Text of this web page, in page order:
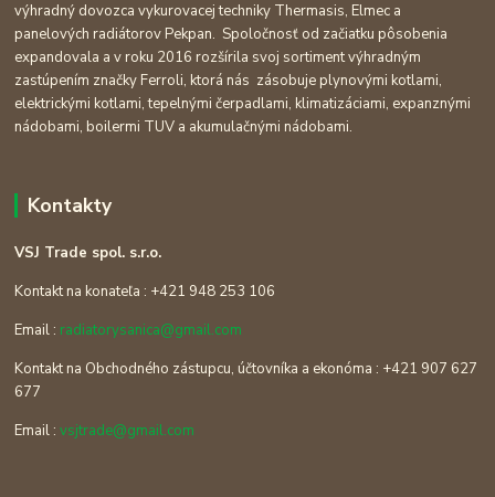
výhradný dovozca vykurovacej techniky Thermasis, Elmec a
panelových radiátorov Pekpan. Spoločnosť od začiatku pôsobenia
expandovala a v roku 2016 rozšírila svoj sortiment výhradným
zastúpením značky Ferroli, ktorá nás zásobuje plynovými kotlami,
elektrickými kotlami, tepelnými čerpadlami, klimatizáciami, expanznými
nádobami, boilermi TUV a akumulačnými nádobami.
Kontakty
VSJ Trade spol. s.r.o.
Kontakt na konateľa : +421 948 253 106
Email : radiatorysanica@gmail.com
Kontakt na Obchodného zástupcu, účtovníka a ekonóma : +421 907 627
677
Email :vsjtrade@gmail.com